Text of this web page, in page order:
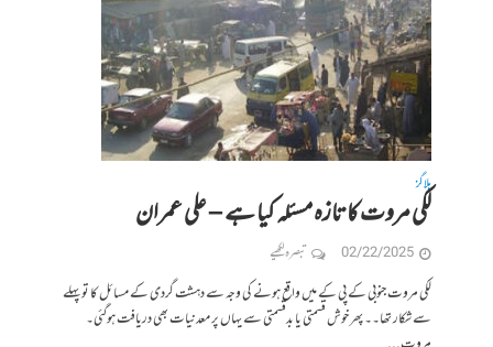
بلاگز
لکی مروت کا تازہ مسئلہ کیا ہے – علی عمران
02/22/2025 تبصرہ لکھیے
لکی مروت جنوبی کے پی کے میں واقع ہونے کی وجہ سے دہشت گردی کے مسائل کا توپہلے
سے شکار تھا۔۔ پھر خوش قسمتی یا بدقسمتی سے یہاں پر معدنیات بھی دریافت ہوگئی۔